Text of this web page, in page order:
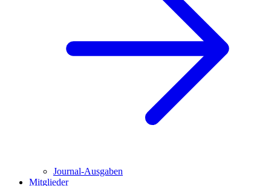
Journal-Ausgaben
Mitglieder